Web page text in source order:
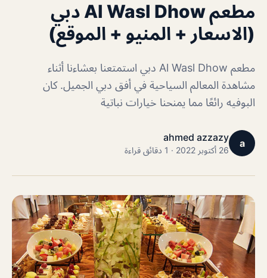
مطعم Al Wasl Dhow دبي
(الاسعار + المنيو + الموقع)
مطعم Al Wasl Dhow دبي استمتعنا بعشاءنا أثناء
مشاهدة المعالم السياحية في أفق دبي الجميل. كان
البوفيه رائعًا مما يمنحنا خيارات نباتية
a
ahmed azzazy
26 أكتوبر 2022 · 1 دقائق قراءة